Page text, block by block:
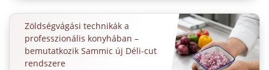
Zöldségvágási technikák a
professzionális konyhában –
bemutatkozik Sammic új Déli-cut
rendszere